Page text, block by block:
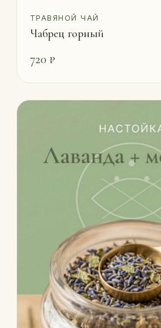
ТРАВЯНОЙ ЧАЙ
Чабрец горный
720 ₽